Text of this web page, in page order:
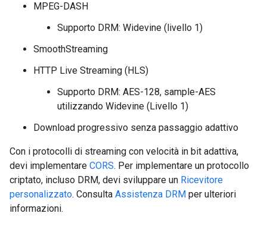
MPEG-DASH
Supporto DRM: Widevine (livello 1)
SmoothStreaming
HTTP Live Streaming (HLS)
Supporto DRM: AES-128, sample-AES
utilizzando Widevine (Livello 1)
Download progressivo senza passaggio adattivo
Con i protocolli di streaming con velocità in bit adattiva,
devi implementare CORS. Per implementare un protocollo
criptato, incluso DRM, devi sviluppare un Ricevitore
personalizzato. Consulta Assistenza DRM per ulteriori
informazioni.